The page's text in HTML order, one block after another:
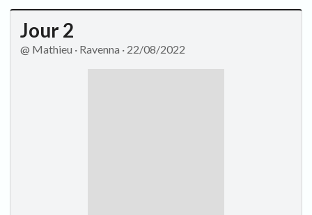
Jour 2
@ Mathieu · Ravenna · 22/08/2022